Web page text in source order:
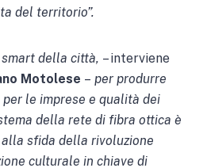
del territorio”.
smart della città, – interviene
Motolese – per produrre
le imprese e qualità dei
della rete di fibra ottica è
sfida della rivoluzione
culturale in chiave di